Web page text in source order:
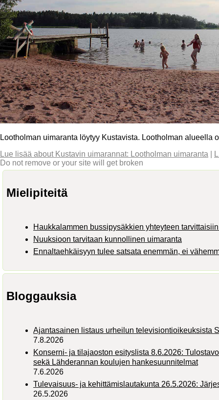
Lootholman uimaranta löytyy Kustavista. Lootholman
Lue lisää about Kustavin uimarannat: Lootholman uimaranta
Do not remove or your site will get broken
Mielipiteitä
Haukkalammen bussipysäkkien yhteyteen
Nuuksioon tarvitaan kunnollinen uimaranta
Ennaltaehkäisyyn tulee satsata enemmän, ei
Bloggauksia
Ajantasainen listaus urheilun televisiontioikeuksista
7.8.2026
Konserni- ja tilajaoston esityslista 8.6.2026:
sekä Lähderannan koulujen hankesuunnitelmat
7.6.2026
Tulevaisuus- ja kehittämislautakunta 26.5.2026:
26.5.2026